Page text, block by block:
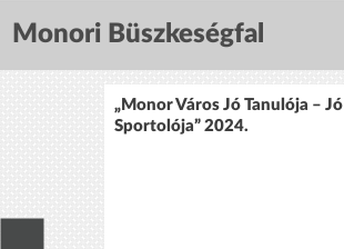
Monori Büszkeségfal
„Monor Város Jó Tanulója – Jó
Sportolója” 2024.